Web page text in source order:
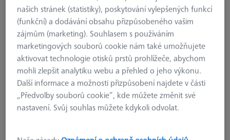
SKENOVACÍ SPREJE
AESUB Green, 5 litrů, sublimační,
000000-0727-539
našich stránek (statistiky), poskytování vylepšených funkcí
(funkční) a dodávání obsahu přizpůsobeného vašim
zájmům (marketing). Souhlasem s používáním
marketingových souborů cookie nám také umožňujete
aktivovat technologie otisků prstů prohlížeče, abychom
mohli zlepšit analytiku webu a přehled o jeho výkonu.
Další informace a možnosti přizpůsobení najdete v části
„Předvolby souborů cookie“, kde můžete změnit své
nastavení. Svůj souhlas můžete kdykoli odvolat.